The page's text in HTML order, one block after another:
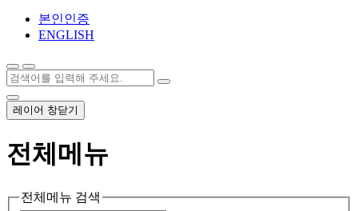
본인인증
ENGLISH
레이어 창닫기
전체메뉴
전체메뉴 검색